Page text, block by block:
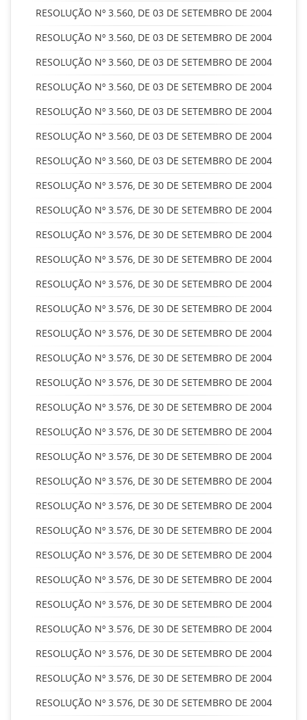
RESOLUÇÃO Nº 3.560, DE 03 DE SETEMBRO DE 2004
RESOLUÇÃO Nº 3.560, DE 03 DE SETEMBRO DE 2004
RESOLUÇÃO Nº 3.560, DE 03 DE SETEMBRO DE 2004
RESOLUÇÃO Nº 3.560, DE 03 DE SETEMBRO DE 2004
RESOLUÇÃO Nº 3.560, DE 03 DE SETEMBRO DE 2004
RESOLUÇÃO Nº 3.560, DE 03 DE SETEMBRO DE 2004
RESOLUÇÃO Nº 3.560, DE 03 DE SETEMBRO DE 2004
RESOLUÇÃO Nº 3.576, DE 30 DE SETEMBRO DE 2004
RESOLUÇÃO Nº 3.576, DE 30 DE SETEMBRO DE 2004
RESOLUÇÃO Nº 3.576, DE 30 DE SETEMBRO DE 2004
RESOLUÇÃO Nº 3.576, DE 30 DE SETEMBRO DE 2004
RESOLUÇÃO Nº 3.576, DE 30 DE SETEMBRO DE 2004
RESOLUÇÃO Nº 3.576, DE 30 DE SETEMBRO DE 2004
RESOLUÇÃO Nº 3.576, DE 30 DE SETEMBRO DE 2004
RESOLUÇÃO Nº 3.576, DE 30 DE SETEMBRO DE 2004
RESOLUÇÃO Nº 3.576, DE 30 DE SETEMBRO DE 2004
RESOLUÇÃO Nº 3.576, DE 30 DE SETEMBRO DE 2004
RESOLUÇÃO Nº 3.576, DE 30 DE SETEMBRO DE 2004
RESOLUÇÃO Nº 3.576, DE 30 DE SETEMBRO DE 2004
RESOLUÇÃO Nº 3.576, DE 30 DE SETEMBRO DE 2004
RESOLUÇÃO Nº 3.576, DE 30 DE SETEMBRO DE 2004
RESOLUÇÃO Nº 3.576, DE 30 DE SETEMBRO DE 2004
RESOLUÇÃO Nº 3.576, DE 30 DE SETEMBRO DE 2004
RESOLUÇÃO Nº 3.576, DE 30 DE SETEMBRO DE 2004
RESOLUÇÃO Nº 3.576, DE 30 DE SETEMBRO DE 2004
RESOLUÇÃO Nº 3.576, DE 30 DE SETEMBRO DE 2004
RESOLUÇÃO Nº 3.576, DE 30 DE SETEMBRO DE 2004
RESOLUÇÃO Nº 3.576, DE 30 DE SETEMBRO DE 2004
RESOLUÇÃO Nº 3.576, DE 30 DE SETEMBRO DE 2004